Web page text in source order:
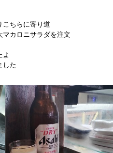
こちらに寄り道
マカロニサラダを注文
よ
した